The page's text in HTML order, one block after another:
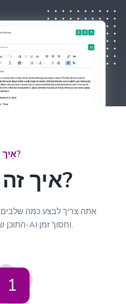
אֵיך?
איך זה עובד?
אתה צריך לבצע כמה שלבים
התוכן שלך. השתמש ב-AI וחסוך זמן.
1